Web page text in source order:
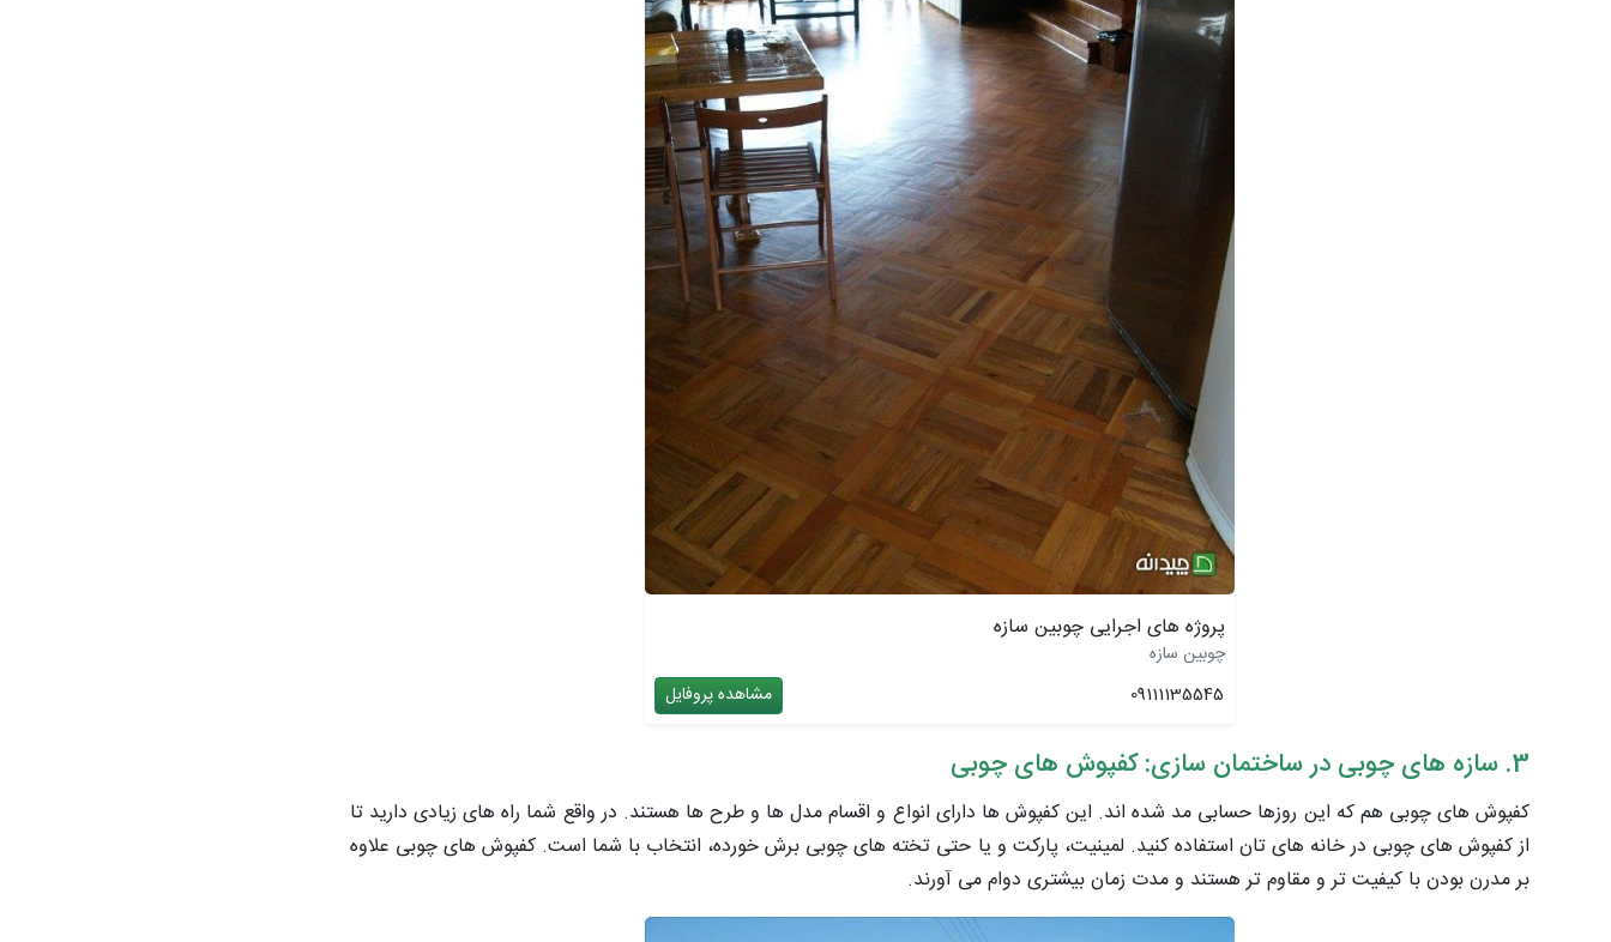
پروژه های اجرایی چوبین سازه
چوبین سازه
09111135545
مشاهده پروفایل
3. سازه های چوبی در ساختمان سازی: کفپوش های چوبی
کفپوش های چوبی هم که این روزها حسابی مد شده اند. این کفپوش ها دارای انواع و اقسام مدل ها و طرح ها هستند. در واقع شما راه های زیادی دارید تا
از کفپوش های چوبی در خانه های تان استفاده کنید. لمینیت، پارکت و یا حتی تخته های چوبی برش خورده، انتخاب با شما است. کفپوش های چوبی علاوه
بر مدرن بودن با کیفیت تر و مقاوم تر هستند و مدت زمان بیشتری دوام می آورند.